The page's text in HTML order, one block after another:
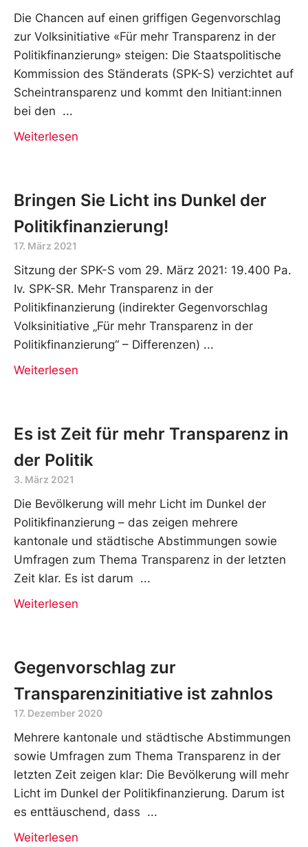
Die Chancen auf einen griffigen Gegenvorschlag
zur Volksinitiative «Für mehr Transparenz in der
Politikfinanzierung» steigen: Die Staatspolitische
Kommission des Ständerats (SPK-S) verzichtet auf
Scheintransparenz und kommt den Initiant:innen
bei den
Weiterlesen
Bringen Sie Licht ins Dunkel der
Politikfinanzierung!
17. März 2021
Sitzung der SPK-S vom 29. März 2021: 19.400 Pa.
Iv. SPK-SR. Mehr Transparenz in der
Politikfinanzierung (indirekter Gegenvorschlag
Volksinitiative „Für mehr Transparenz in der
Politikfinanzierung“ – Differenzen)
Weiterlesen
Es ist Zeit für mehr Transparenz in
der Politik
3. März 2021
Die Bevölkerung will mehr Licht im Dunkel der
Politikfinanzierung – das zeigen mehrere
kantonale und städtische Abstimmungen sowie
Umfragen zum Thema Transparenz in der letzten
Zeit klar. Es ist darum
Weiterlesen
Gegenvorschlag zur
Transparenzinitiative ist zahnlos
17. Dezember 2020
Mehrere kantonale und städtische Abstimmungen
sowie Umfragen zum Thema Transparenz in der
letzten Zeit zeigen klar: Die Bevölkerung will mehr
Licht im Dunkel der Politikfinanzierung. Darum ist
es enttäuschend, dass
Weiterlesen